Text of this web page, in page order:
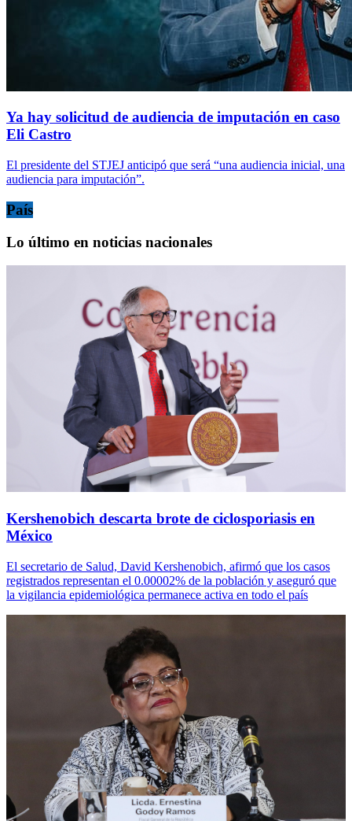
Ya hay solicitud de audiencia de imputación en caso
Eli Castro
El presidente del STJEJ anticipó que será “una audiencia inicial, una
audiencia para imputación”.
País
Lo último en noticias nacionales
Kershenobich descarta brote de ciclosporiasis en
México
El secretario de Salud, David Kershenobich, afirmó que los casos
registrados representan el 0.00002% de la población y aseguró que
la vigilancia epidemiológica permanece activa en todo el país